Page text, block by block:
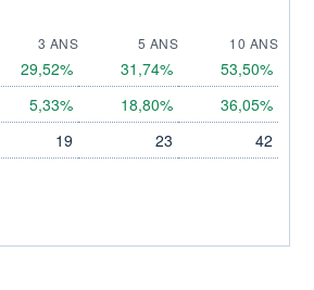
3 ANS 5 ANS
10 ANS
29,52% 31,74% 53,50%
5,33% 18,80% 36,05%
19 23 42